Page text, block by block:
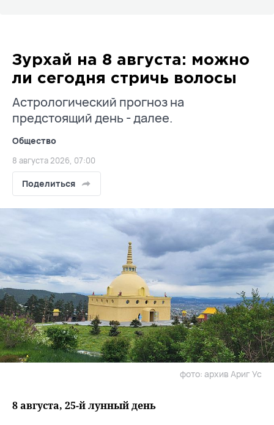
Зурхай на 8 августа: можно
ли сегодня стричь волосы
Астрологический прогноз на
предстоящий день - далее.
Общество
8 августа 2026, 07:00
Поделиться
фото: архив Ариг Ус
8 августа, 25-й лунный день